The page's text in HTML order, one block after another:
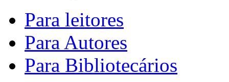
Para leitores
Para Autores
Para Bibliotecários